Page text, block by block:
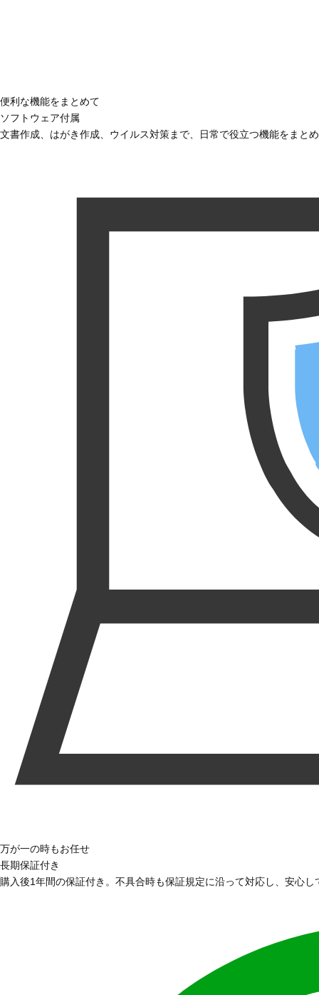
便利な機能をまとめて
ソフトウェア付属
文書作成、はがき作成、ウイルス対策まで、日常で役立つ機能をまと
万が一の時もお任せ
長期保証付き
購入後1年間の保証付き。不具合時も保証規定に沿って対応し、安心